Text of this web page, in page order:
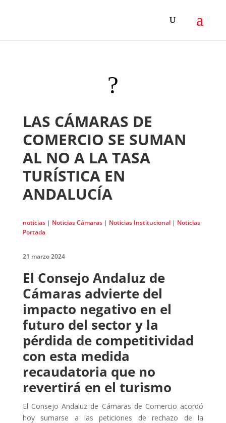
?
LAS CÁMARAS DE
COMERCIO SE SUMAN
AL NO A LA TASA
TURÍSTICA EN
ANDALUCÍA
noticias| Noticias Cámaras| Noticias Institucional| Noticias
Portada
21 marzo 2024
El Consejo Andaluz de
Cámaras advierte del
impacto negativo en el
futuro del sector y la
pérdida de competitividad
con esta medida
recaudatoria que no
revertirá en el turismo
El Consejo Andaluz de Cámaras de Comercio acordó
hoy sumarse a las peticiones de rechazo de la